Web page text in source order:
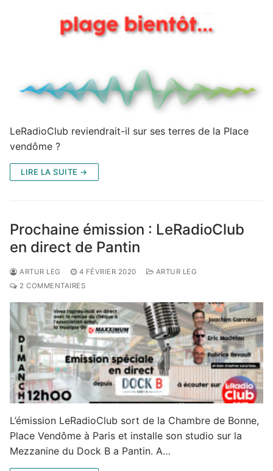
LeRadioClub reviendrait-il sur ses terres de la Place
vendôme ?
LIRE LA SUITE →
Prochaine émission : LeRadioClub
en direct de Pantin
ARTUR LEG 4 FÉVRIER 2020
ARTUR LEG
2 COMMENTAIRES
L’émission LeRadioClub sort de la Chambre de Bonne,
Place Vendôme à Paris et installe son studio sur la
Mezzanine du Dock B a Pantin. A…